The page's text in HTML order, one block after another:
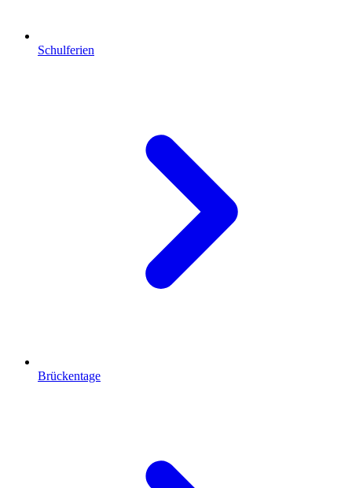
Schulferien
Brückentage